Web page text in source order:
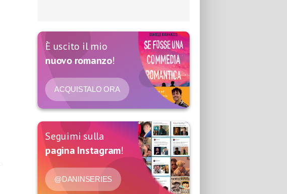
È uscito il mio
nuovo romanzo!
ACQUISTALO ORA
Seguimi sulla
pagina Instagram!
@DANINSERIES